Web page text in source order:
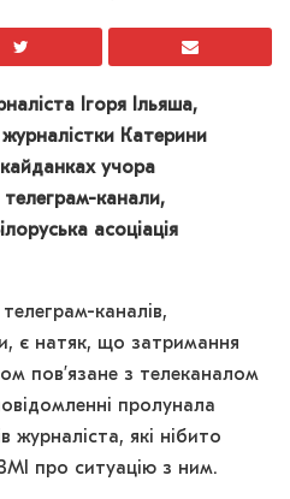
Ігоря Ільяша,
журналістки Катерини
учора
телеграм-канали,
асоціація
каналів,
є натяк, що затримання
пов’язане з телеканалом
пролунала
журналіста, які нібито
про ситуацію з ним.